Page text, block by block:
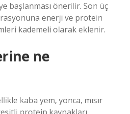
başlanması önerilir. Son üç
enerji ve protein
kademeli olarak eklenir.
ne
kaba yem, yonca, mısır